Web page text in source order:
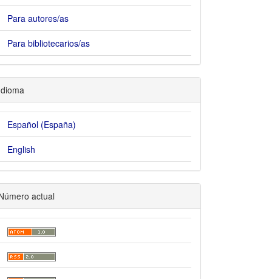
Para autores/as
Para bibliotecarios/as
Español (España)
English
actual